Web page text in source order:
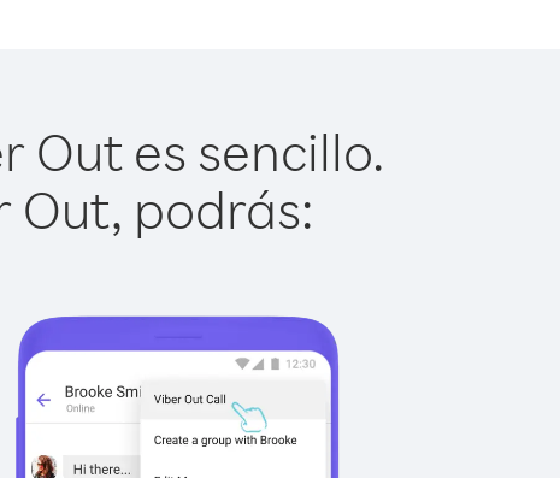
Out es sencillo.
Out, podrás: